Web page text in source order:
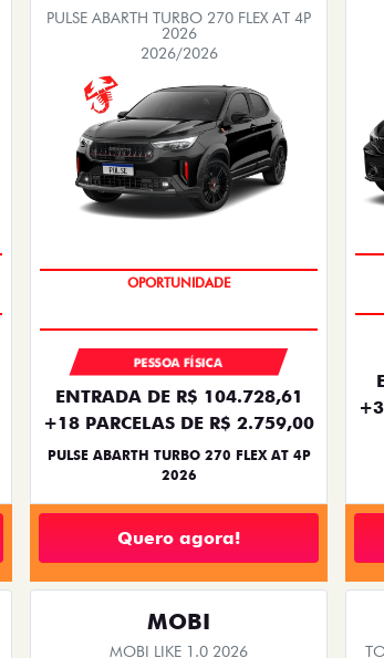
PULSE ABARTH TURBO 270 FLEX AT 4P
2026
2026/2026
TAXA ZERO
PESSOA FÍSICA
ENTRADA DE R$ 104.728,61
+18 PARCELAS DE R$ 2.759,00
PULSE ABARTH TURBO 270 FLEX AT 4P
2026
Quero agora!
MOBI
MOBI LIKE 1.0 2026